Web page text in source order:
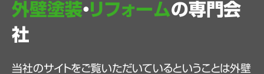
外壁塗装・リフォームの専門会
社
当社のサイトをご覧いただいているということは外壁